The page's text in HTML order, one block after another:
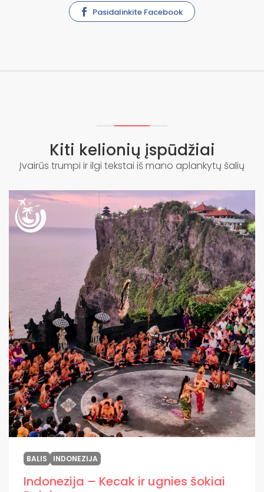
Pasidalinkite Facebook
Kiti kelionių įspūdžiai
Įvairūs trumpi ir ilgi tekstai iš mano aplankytų šalių
BALIS INDONEZIJA
Indonezija – Kecak ir ugnies šokiai